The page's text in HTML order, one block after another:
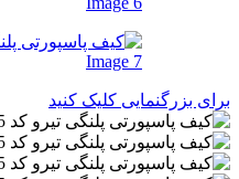
برای بزرگنمایی کلیک کنید